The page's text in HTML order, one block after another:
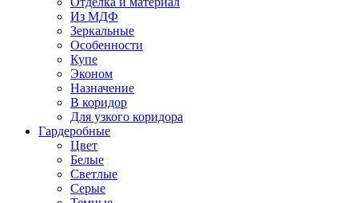
Из МДФ
Зеркальные
Особенности
Купе
Эконом
Назначение
В коридор
Для узкого коридора
Гардеробные
Цвет
Белые
Светлые
Серые